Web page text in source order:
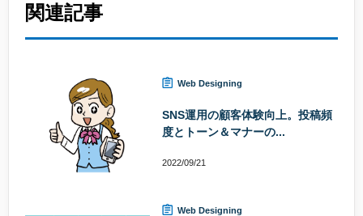
関連記事
Web Designing
SNS運用の顧客体験向上。投稿頻
度とトーン＆マナーの...
2022/09/21
Web Designing